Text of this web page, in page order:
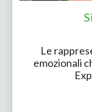
Le
emozionali